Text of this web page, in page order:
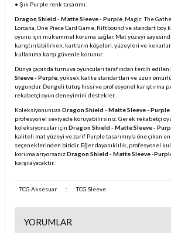
• Şık Purple renk tasarımı.
Dragon Shield - Matte Sleeve - Purple , Magic: The
Lorcana, One Piece Card Game, Riftbound ve standart
oyunu için mükemmel koruma sağlar. Mat yüzeyi
karıştırılabilirken, kartların köşeleri, yüzeyleri ve
kullanıma karşı güvenle korunur.
Dünya çapında turnuva oyuncuları tarafından tercih edilen
Sleeve - Purple , yüksek kalite standartları ve uzun
uygundur. Dengeli tutuş hissi ve profesyonel karıştırma
rekabetçi oyun deneyimini destekler.
Koleksiyonunuza Dragon Shield - Matte Sleeve - Purple
profesyonel seviyede koruyabilirsiniz. Gerek rekabetçi
koleksiyoncular için Dragon Shield - Matte Sleeve -
kaliteli mat yüzeyi ve zarif Purple tasarımıyla öne çıkan
seçeneklerinden biridir. Eğer dayanıklılık, profesyonel
koruma arıyorsanızDragon Shield - Matte Sleeve -
karşılayacaktır.
TCG Aksesuar : TCG Sleeve
YORUMLAR